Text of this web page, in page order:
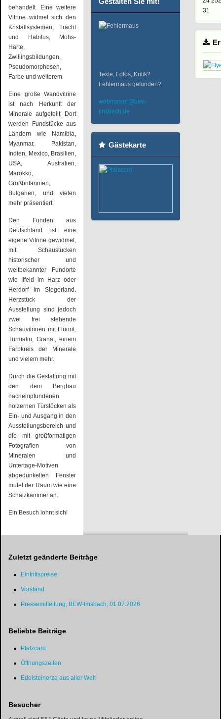
behandelt. Eine weitere
Vitrine widmet sich den
Kristallsystemen, Tracht
und Habitus, Mohs-
Härte,
Zwillingsbildungen,
Pseudomorphosen,
Farbe und weiterem.
Eine große Wandvitrine
ist nach Herkunft der
Minerale aufgeteilt. Dort
werden Fundstücke aus
Ländern wie Namibia,
Myanmar, Pakistan,
Indien, Mexico, Brasilien,
USA, Australien,
Marokko,
Großbritannien,
Bulgarien, und vielen
mehr präsentiert.
Den Funden aus
Deutschland ist eine
eigene Vitrine gewidmet,
mit Schaustücken
historischer und
weltbekannter Fundorte
wie Ilfeld im Harz oder
Herdorf im Siegerland.
Herzstück der
Ausstellung sind jedoch
zwei frei stehende
Schauvitrinen mit Fluorit,
Turmalin, Granat, einem
Farbkreis der Minerale
und vielem mehr.
Durch die Gestaltung mit
den dem Bergbau
nachempfundenen
hölzernen Türstöcken als
Ein- und Ausgang in den
Ausstellungsbereich und
die mit großformatigen
Fotografien von
Mineralen und
Untertage-Motiven
abgedunkelten Fenster
mutet der Raum wie eine
Schatzkammer an.
Ein Besuch lohnt sich!
Texte, Fotos, Kritik?
Fehlermaus gefunden?
webmaster@bew-
imsbach.de
Gästekarte
31
Zuletzt geänderte Beiträge
Eintrittspreise
Vorstand
Pressemitteilung, BEW-Imsbach, 01.07.2026
Beliebte Beiträge
Pfalzcard
Öffnungszeiten
Edelsteinerze aus aller Welt
Besucher